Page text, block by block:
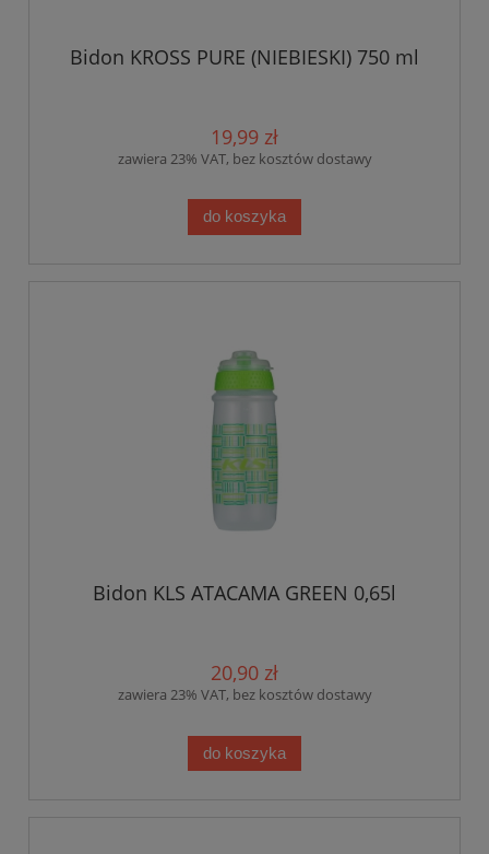
Bidon KROSS PURE (NIEBIESKI) 750 ml
19,99 zł
zawiera 23% VAT, bez kosztów dostawy
do koszyka
Bidon KLS ATACAMA GREEN 0,65l
20,90 zł
zawiera 23% VAT, bez kosztów dostawy
do koszyka